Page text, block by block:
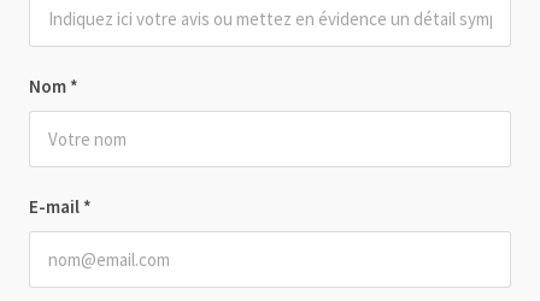
Nom *
E-mail *